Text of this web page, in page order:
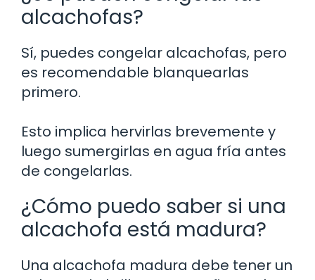
alcachofas?
Sí, puedes congelar alcachofas, pero
es recomendable blanquearlas
primero.
Esto implica hervirlas brevemente y
luego sumergirlas en agua fría antes
de congelarlas.
¿Cómo puedo saber si una
alcachofa está madura?
Una alcachofa madura debe tener un